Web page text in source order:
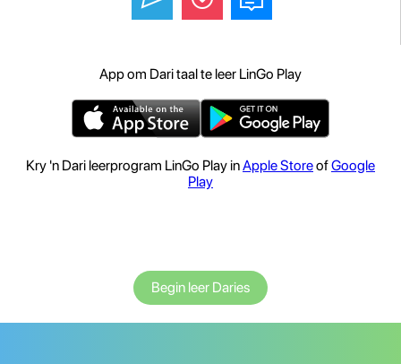
App om Dari taal te leer LinGo Play
Kry 'n Dari leerprogram LinGo Play inApple StoreofGoogle
Play
Begin leer Daries